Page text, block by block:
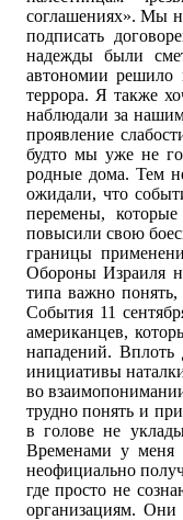
соглашениях». Мы
подписать
надежды были
автономии решило
террора. Я также
наблюдали за
проявление
будто мы уже не
родные дома. Тем
ожидали, что
перемены,
повысили свою
границы
Обороны Израиля
типа важно
События 11
американцев,
нападений.
инициативы
во
трудно понять и
в голове не
Временами у меня
неофициально
где просто не
организациям.